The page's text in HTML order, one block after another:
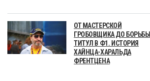
ОТ МАСТЕРСКОЙ
ГРОБОВЩИКА ДО
ТИТУЛ В Ф1. ИСТОРИЯ
ХАЙНЦА-ХАРАЛЬДА
ФРЕНТЦЕНА